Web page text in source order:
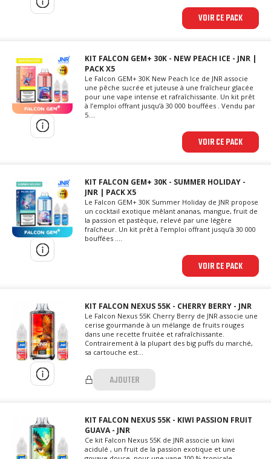
VOIR CE PACK
KIT FALCON GEM+ 30K - NEW PEACH ICE - JNR |
PACK X5
Le Falcon GEM+ 30K New Peach Ice de JNR associe
une pêche sucrée et juteuse à une fraîcheur glacée
pour une vape intense et rafraîchissante. Un kit prêt
à l’emploi offrant jusqu’à 30 000 bouffées . Vendu par
5....
VOIR CE PACK
KIT FALCON GEM+ 30K - SUMMER HOLIDAY -
JNR | PACK X5
Le Falcon GEM+ 30K Summer Holiday de JNR propose
un cocktail exotique mêlant ananas, mangue, fruit de
la passion et pastèque, relevé par une légère
fraîcheur. Un kit prêt à l’emploi offrant jusqu’à 30 000
bouffées ....
VOIR CE PACK
KIT FALCON NEXUS 55K - CHERRY BERRY - JNR
Le Falcon Nexus 55K Cherry Berry de JNR associe une
cerise gourmande à un mélange de fruits rouges
dans une recette fruitée et rafraîchissante.
Contrairement à la plupart des big puffs du marché,
sa cartouche est...
AJOUTER
KIT FALCON NEXUS 55K - KIWI PASSION FRUIT
GUAVA - JNR
Ce kit Falcon Nexus 55K de JNR associe un kiwi
acidulé , un fruit de la passion exotique et une